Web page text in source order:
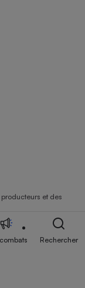
et des
Rechercher